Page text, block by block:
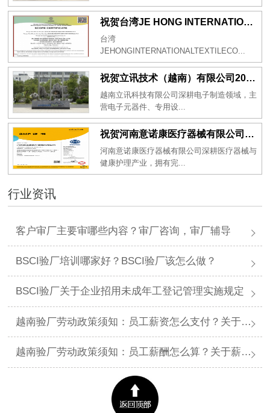
祝贺台湾JE HONG INTERNATIONAL TEXTILE CO., LTD 2026年一次性成功通过GRS认证
台湾
JEHONGINTERNATIONALTEXTILECO...
祝贺立讯技术（越南）有限公司2026年一次性成功通过RBA-VAP审核获得金牌评级！
越南立讯科技有限公司深耕电子制造领域，主
营电子元器件、专用设...
祝贺河南意诺康医疗器械有限公司2026年一次性成功通过GMP认证
河南意诺康医疗器械有限公司深耕医疗器械与
健康护理产业，拥有完...
行业资讯
客户审厂主要审哪些内容？审厂咨询，审厂辅导
BSCI验厂培训哪家好？BSCI验厂该怎么做？
BSCI验厂关于企业招用未成年工登记管理实施规定
越南验厂劳动政策须知：员工薪资怎么支付？关于薪资支付有哪些规定呢？
越南验厂劳动政策须知：员工薪酬怎么算？关于薪酬有哪些规定呢？​